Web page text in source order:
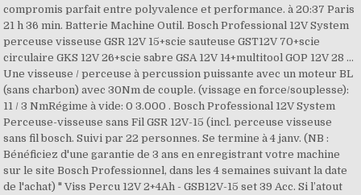
compromis parfait entre polyvalence et performance. à 20:37 Paris
21 h 36 min. Batterie Machine Outil. Bosch Professional 12V System
perceuse visseuse GSR 12V 15+scie sauteuse GST12V 70+scie
circulaire GKS 12V 26+scie sabre GSA 12V 14+multitool GOP 12V 28 …
Une visseuse / perceuse à percussion puissante avec un moteur BL
(sans charbon) avec 30Nm de couple. (vissage en force/souplesse):
11 / 3 NmRégime à vide: 0 3.000 . Bosch Professional 12V System
Perceuse-visseuse sans Fil GSR 12V-15 (incl. perceuse visseuse
sans fil bosch. Suivi par 22 personnes. Se termine à 4 janv. (NB :
Bénéficiez d'une garantie de 3 ans en enregistrant votre machine
sur le site Bosch Professionnel, dans les 4 semaines suivant la date
de l'achat) " Viss Percu 12V 2+4Ah - GSB12V-15 set 39 Acc. Si l’atout